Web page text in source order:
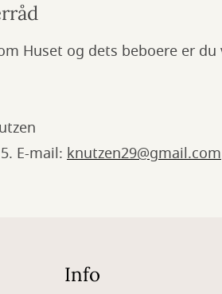
Huset og dets beboere er
E-mail: knutzen29@gmail.com
Info